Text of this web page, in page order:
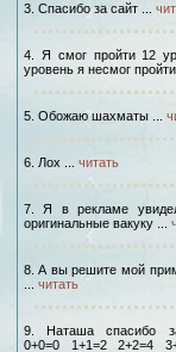
3. Спасибо за сайт ...
4. Я смог пройти 12
уровень я несмог пройти
5. Обожаю шахматы ...
6. Лох ... читать
7. Я в рекламе
оригинальные вакуку ...
8. А вы решите мой
читать
9. Наташа спасибо
0+0=0 1+1=2 2+2=4